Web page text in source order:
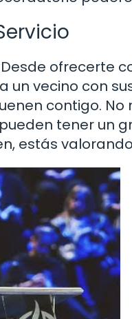
ofrecerte
vecino con
contigo.
tener un
estás